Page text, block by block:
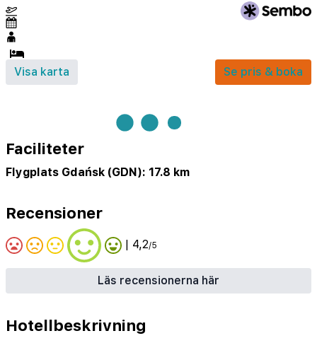
Visa karta Se pris & boka
Faciliteter
Flygplats Gdańsk (GDN): 17.8 km
Recensioner
| 4,2/5
Läs recensionerna här
Hotellbeskrivning